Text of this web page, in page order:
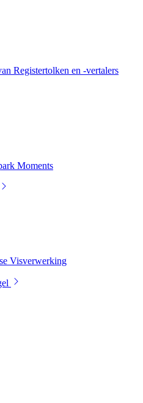
Registertolken en -vertalers
Moments
Visverwerking